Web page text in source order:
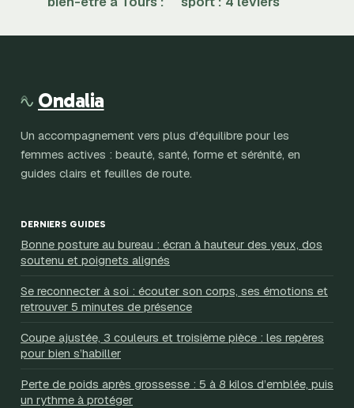
pour retrouver
vos mouvements
Ondalia
Un accompagnement vers plus d'équilibre pour les
femmes actives : beauté, santé, forme et sérénité, en
guides clairs et feuilles de route.
DERNIERS GUIDES
Bonne posture au bureau : écran à hauteur des yeux, dos
soutenu et poignets alignés
Se reconnecter à soi : écouter son corps, ses émotions et
retrouver 5 minutes de présence
Coupe ajustée, 3 couleurs et troisième pièce : les repères
pour bien s’habiller
Perte de poids après grossesse : 5 à 8 kilos d’emblée, puis
un rythme à protéger